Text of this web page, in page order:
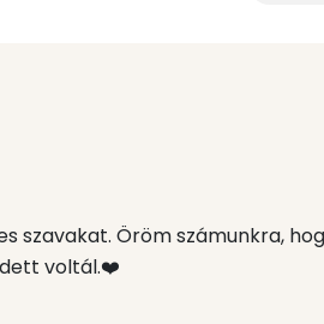
szavakat. Öröm számunkra,
voltál.❤️